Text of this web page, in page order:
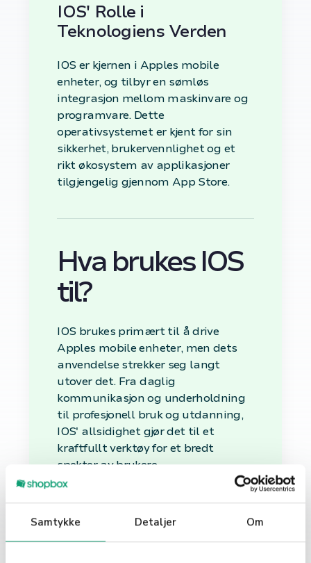
Samtykke Detaljer Om
IOS' Rolle i
Teknologiens Verden
IOS er kjernen i Apples mobile
enheter, og tilbyr en sømløs
integrasjon mellom maskinvare og
programvare. Dette
operativsystemet er kjent for sin
sikkerhet, brukervennlighet og et
rikt økosystem av applikasjoner
tilgjengelig gjennom App Store.
Hva brukes IOS
til?
IOS brukes primært til å drive
Apples mobile enheter, men dets
anvendelse strekker seg langt
utover det. Fra daglig
kommunikasjon og underholdning
til profesjonell bruk og utdanning,
IOS' allsidighet gjør det til et
kraftfullt verktøy for et bredt
spekter av brukere.
Profesjonell Bruk og
Produktivitet